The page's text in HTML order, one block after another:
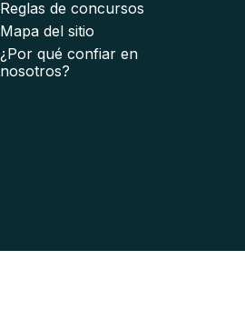
Reglas de concursos
Mapa del sitio
¿Por qué confiar en
nosotros?